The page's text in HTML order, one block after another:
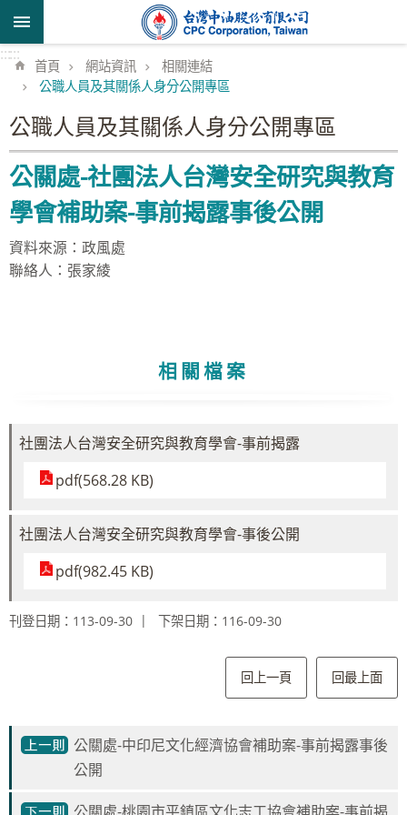
跳到主要內容區塊
::::::
首頁 網站資訊
相關連結
公職人員及其關係人身分公開專區
公職人員及其關係人身分公開專區
公關處-社團法人台灣安全研究與教育
學會補助案-事前揭露事後公開
資料來源：政風處
聯絡人：張家綾
相關檔案
社團法人台灣安全研究與教育學會-事前揭露
pdf(568.28 KB)
社團法人台灣安全研究與教育學會-事後公開
pdf(982.45 KB)
刊登日期：113-09-30 下架日期：116-09-30
回上一頁 回最上面
公關處-中印尼文化經濟協會補助案-事前揭露事後
公開